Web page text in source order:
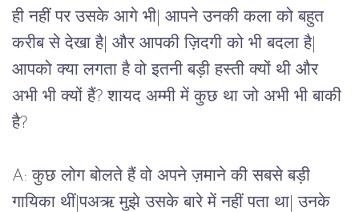
ही नहीं पर उसके आगे भी| आपने उनकी कला को बहुत
करीब से देखा है| और आपकी ज़िदगी को भी बदला है|
आपको क्या लगता है वो इतनी बड़ी हस्ती क्यों थी और
अभी भी क्यों हैं? शायद अम्मी में कुछ था जो अभी भी बाकी
है?
A: कुछ लोग बोलते हैं वो अपने ज़माने की सबसे बड़ी
गायिका थीं|पअऋ मुझे उसके बारे में नहीं पता था| उनके